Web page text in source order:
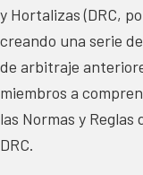
y Hortalizas (DRC,
creando una serie
de arbitraje
miembros a
las Normas y
DRC.